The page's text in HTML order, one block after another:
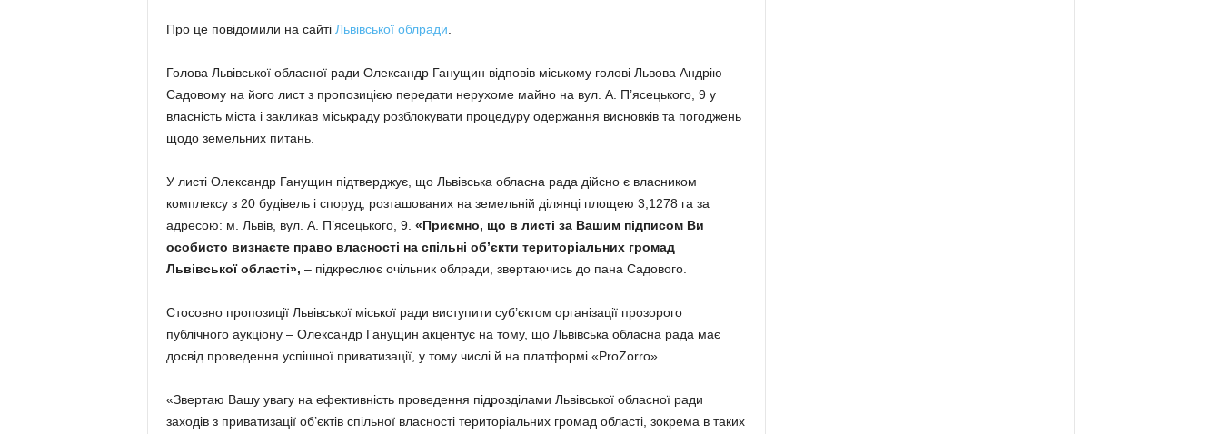
Про це повідомили на сайті Львівської облради
Голова Львівської обласної ради Олександр Ганущин відповів міському голові Львова Андрію
Садовому на його лист з пропозицією передати нерухоме майно на вул. А. П’ясецького, 9 у
власність міста і закликав міськраду розблокувати процедуру одержання висновків та погоджень
щодо земельних питань.
У листі Олександр Ганущин підтверджує, що Львівська обласна рада дійсно є власником
комплексу з 20 будівель і споруд, розташованих на земельній ділянці площею 3,1278 га за
адресою: м. Львів, вул. А. П’ясецького, 9. «Приємно, що в листі за Вашим підписом Ви
особисто визнаєте право власності на спільні об’єкти територіальних громад
Львівської області», – підкреслює очільник облради, звертаючись до пана Садового.
Стосовно пропозиції Львівської міської ради виступити суб’єктом організації прозорого
публічного аукціону – Олександр Ганущин акцентує на тому, що Львівська обласна рада має
досвід проведення успішної приватизації, у тому числі й на платформі «ProZorro».
«Звертаю Вашу увагу на ефективність проведення підрозділами Львівської обласної ради
заходів з приватизації об’єктів спільної власності територіальних громад області, зокрема в таких